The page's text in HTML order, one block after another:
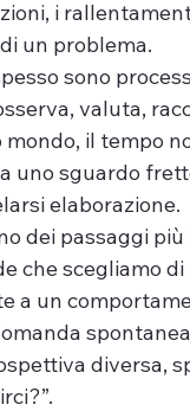
i
un problema.
sono
valuta,
mondo, il tempo
uno sguardo
elaborazione.
dei passaggi
che scegliamo di
a un
diversa,